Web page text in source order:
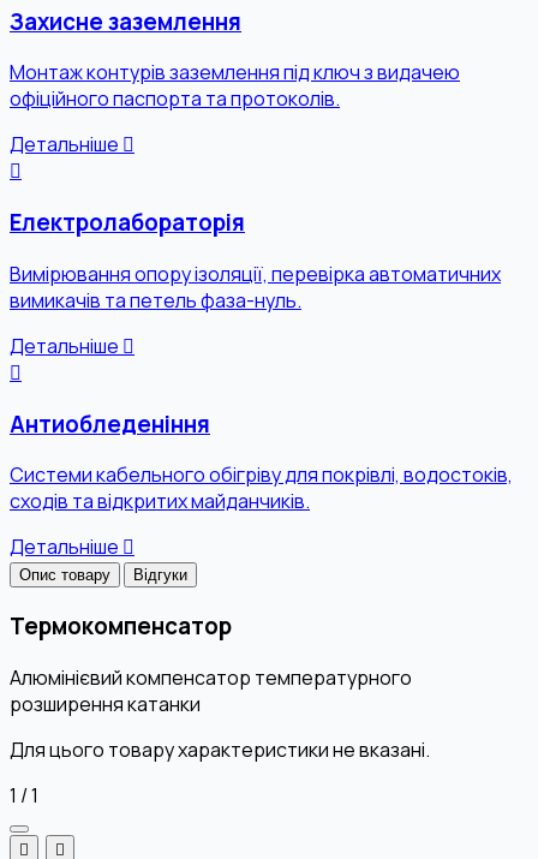
Захисне заземлення
Монтаж контурів заземлення під ключ з видачею
офіційного паспорта та протоколів.
Детальніше
Електролабораторія
Вимірювання опору ізоляції, перевірка автоматичних
вимикачів та петель фаза-нуль.
Детальніше
Антиобледеніння
Системи кабельного обігріву для покрівлі, водостоків,
сходів та відкритих майданчиків.
Детальніше
Опис товару Відгуки
Термокомпенсатор
Алюмінієвий компенсатор температурного
розширення катанки
Для цього товару характеристики не вказані.
1 /1